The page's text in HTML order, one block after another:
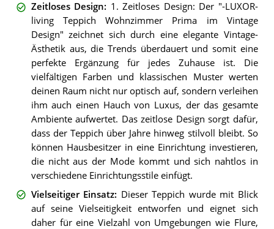
Zeitloses Design: 1. Zeitloses Design: Der "-LUXOR-
living Teppich Wohnzimmer Prima im Vintage
Design" zeichnet sich durch eine elegante Vintage-
Ästhetik aus, die Trends überdauert und somit eine
perfekte Ergänzung für jedes Zuhause ist. Die
vielfältigen Farben und klassischen Muster werten
deinen Raum nicht nur optisch auf, sondern verleihen
ihm auch einen Hauch von Luxus, der das gesamte
Ambiente aufwertet. Das zeitlose Design sorgt dafür,
dass der Teppich über Jahre hinweg stilvoll bleibt. So
können Hausbesitzer in eine Einrichtung investieren,
die nicht aus der Mode kommt und sich nahtlos in
verschiedene Einrichtungsstile einfügt.
Vielseitiger Einsatz: Dieser Teppich wurde mit Blick
auf seine Vielseitigkeit entworfen und eignet sich
daher für eine Vielzahl von Umgebungen wie Flure,